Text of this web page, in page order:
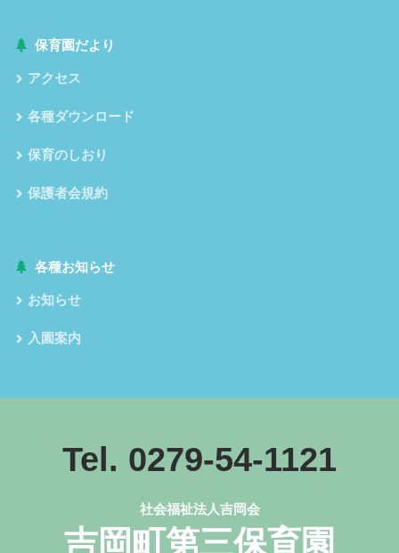
保育園だより
アクセス
各種ダウンロード
保育のしおり
保護者会規約
各種お知らせ
お知らせ
入園案内
Tel. 0279-54-1121
社会福祉法人吉岡会
吉岡町第三保育園